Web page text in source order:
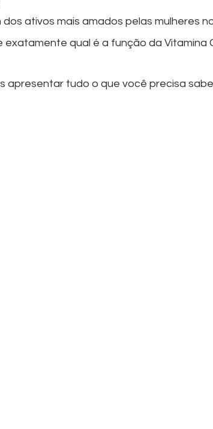
ativos mais amados pelas mulheres
exatamente qual é a função da Vitamina
apresentar tudo o que você precisa